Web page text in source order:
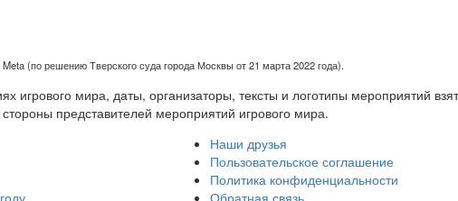
(по решению Тверского суда города Москвы от 21 марта 2022 года).
игрового мира, даты, организаторы, тексты и логотипы мероприятий
представителей мероприятий игрового мира.
Наши друзья
Пользовательское соглашение
Политика конфиденциальности
Обратная связь